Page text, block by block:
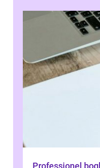
Professionel